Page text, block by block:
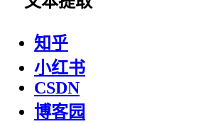
知乎
小红书
CSDN
博客园